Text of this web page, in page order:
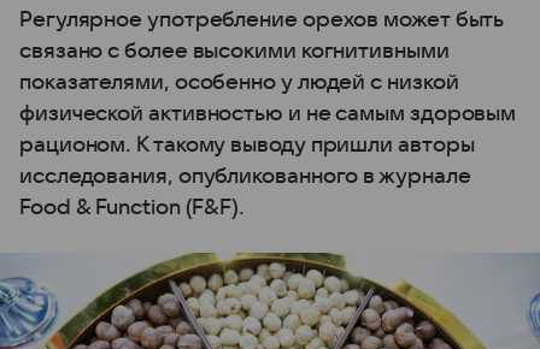
Регулярное употребление орехов может быть
связано с более высокими когнитивными
показателями, особенно у людей с низкой
физической активностью и не самым здоровым
рационом. К такому выводу пришли авторы
исследования, опубликованного в журнале
Food & Function (F&F).